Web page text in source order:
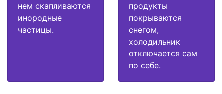
нем скапливаются
инородные
частицы.
продукты
покрываются
снегом,
холодильник
отключается сам
по себе.